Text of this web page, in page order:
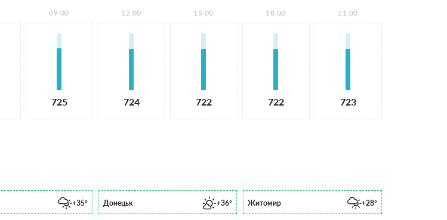
09:00
725
12:00
724
15:00
722
18:00
722
21:00
723
+35° Донецьк +36° Житомир +28°